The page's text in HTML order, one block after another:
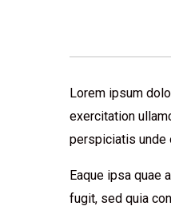
Lorem ipsum
exercitation
perspiciatis unde
Eaque ipsa quae
fugit, sed quia